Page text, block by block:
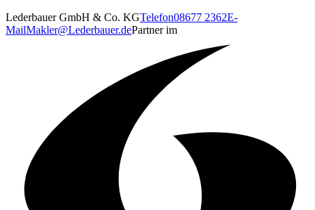
Lederbauer GmbH & Co. KGTelefon08677 2362E-
MailMakler@Lederbauer.dePartner im